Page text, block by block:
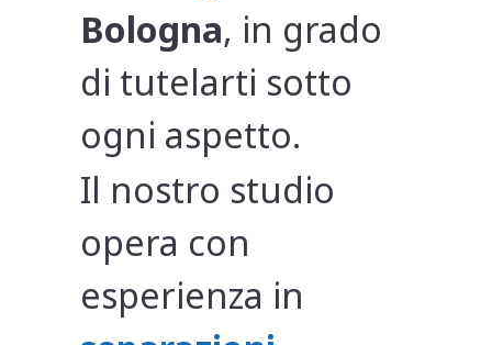
Bologna, in grado
di tutelarti sotto
ogni aspetto.
Il nostro studio
opera con
esperienza in